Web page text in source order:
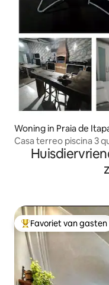
Woning in Praia de
Casa terreo piscina 3
Topfavoriet van
Favoriet van gasten